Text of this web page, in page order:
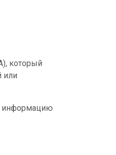
который
или
информацию